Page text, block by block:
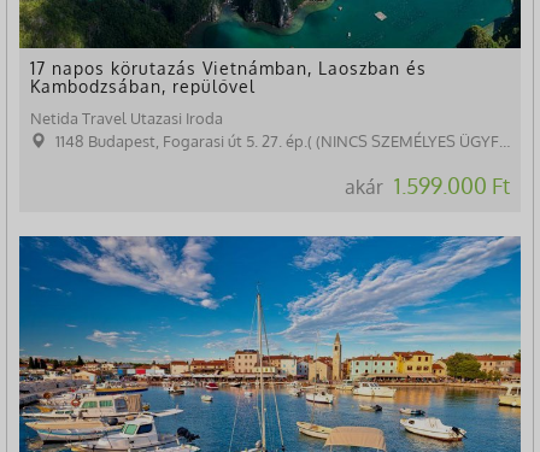
17 napos körutazás Vietnámban, Laoszban és
Kambodzsában, repülővel
Netida Travel Utazasi Iroda
1148 Budapest, Fogarasi út 5. 27. ép.( (NINCS SZEMÉLYES ÜGYFÉLFOGADÁS)
akár 1.599.000 Ft